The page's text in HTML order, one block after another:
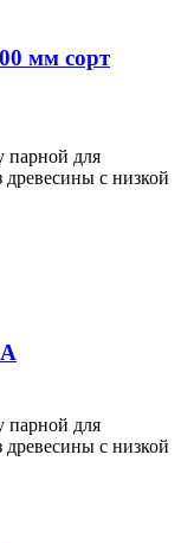
мм сорт
парной для
древесины с низкой
парной для
древесины с низкой